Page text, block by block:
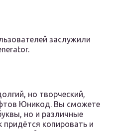
заслужили
но творческий,
Юникод. Вы сможете
но и различные
копировать и